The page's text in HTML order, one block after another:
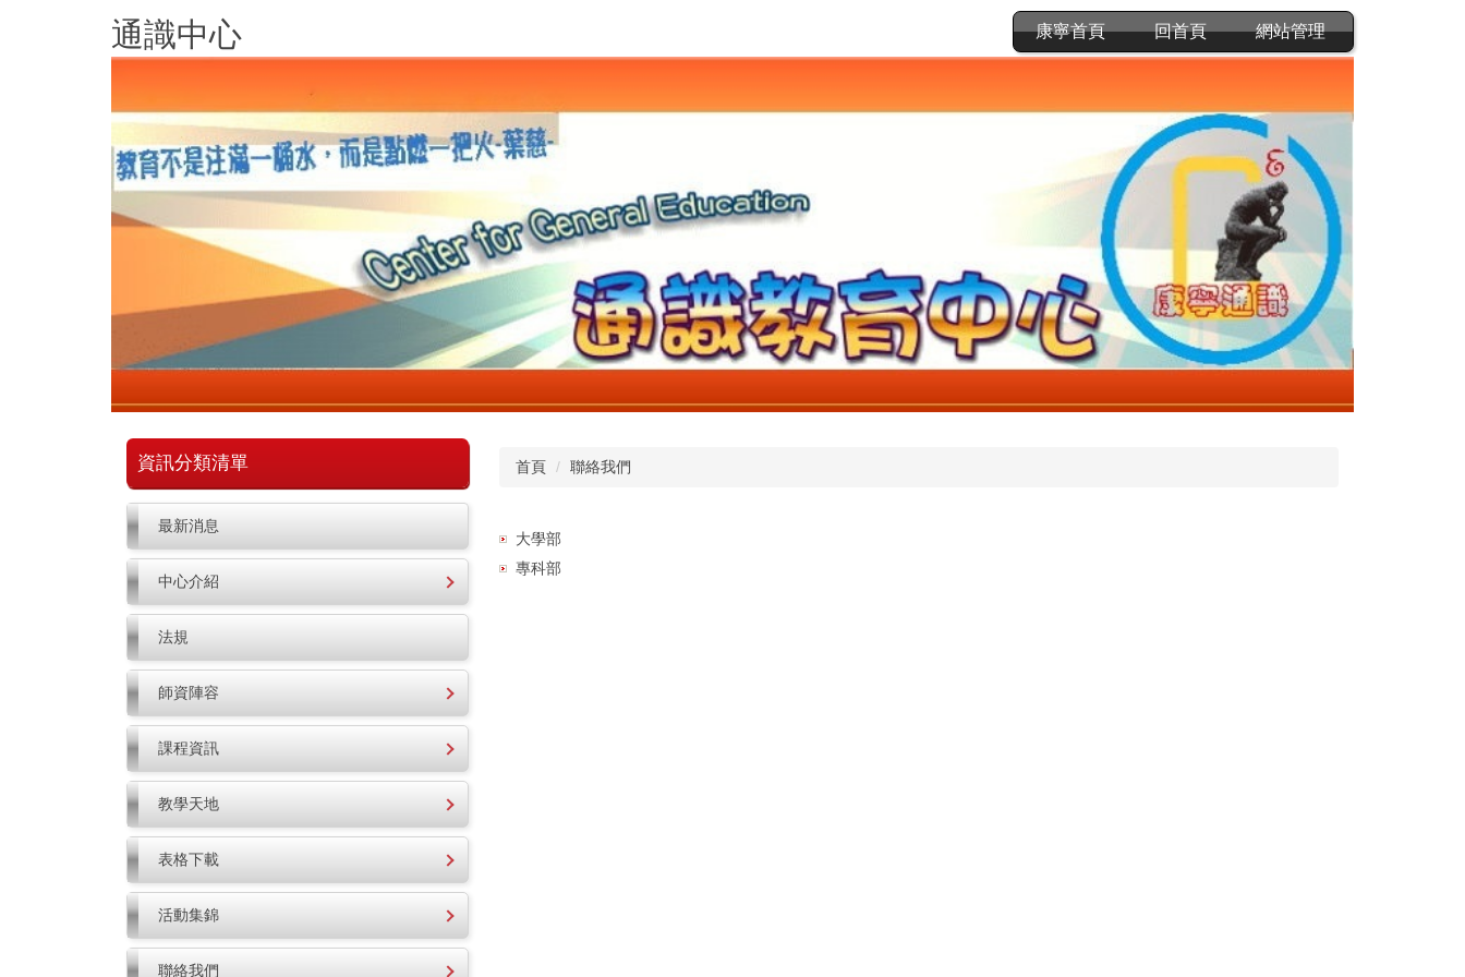
通識中心 康寧首頁 回首頁 網站管理
資訊分類清單
最新消息
中心介紹
法規
師資陣容
課程資訊
教學天地
表格下載
活動集錦
聯絡我們
首頁 聯絡我們
大學部
專科部